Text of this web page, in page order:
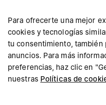
Maison
Maison Margiela
Para ofrecerte una mejor
cookies y tecnologías
tu consentimiento, también
anuncios. Para más
preferencias, haz clic en
nuestras Políticas de